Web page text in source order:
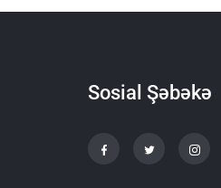
Sosial Şəbəkə